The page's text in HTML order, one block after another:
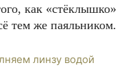
как «стёклышко»
тем же паяльником.